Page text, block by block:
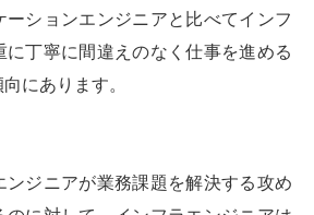
ーションエンジニアと比べてインフ
に丁寧に間違えのなく仕事を進める
にあります。
ンジニアが業務課題を解決する攻め